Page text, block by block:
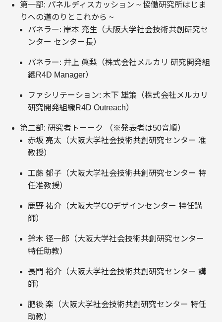
第一部: パネルディスカッション ~ 協働研究所はじま
りへの道のりとこれから ~
パネラー: 岸本 充生（大阪大学社会技術共創研究セ
ンター センター長）
パネラー: 井上 眞梨（株式会社メルカリ 研究開発組
織R4D Manager）
ファシリテーション: 木下 雄策（株式会社メルカリ
研究開発組織R4D Outreach）
第二部: 研究者トーーク （※発表者は50音順）
赤坂 亮太（大阪大学社会技術共創研究センター 准
教授）
工藤 郁子（大阪大学社会技術共創研究センター 特
任准教授）
鹿野 祐介（大阪大学COデザインセンター 特任講
師）
鈴木 径一郎（大阪大学社会技術共創研究センター
特任助教）
長門 裕介（大阪大学社会技術共創研究センター 講
師）
肥後 楽（大阪大学社会技術共創研究センター 特任
助教）